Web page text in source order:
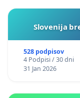
Slovenija
528 podpisov
4 Podpisi / 30 dni
31 Jan 2026